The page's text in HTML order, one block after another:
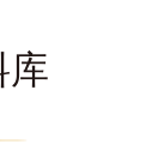
库